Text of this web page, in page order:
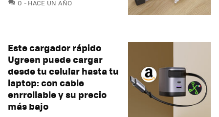
0 HACE UN AÑO
Este cargador rápido
Ugreen puede cargar
desde tu celular hasta tu
laptop: con cable
enrrollable y su precio
más bajo